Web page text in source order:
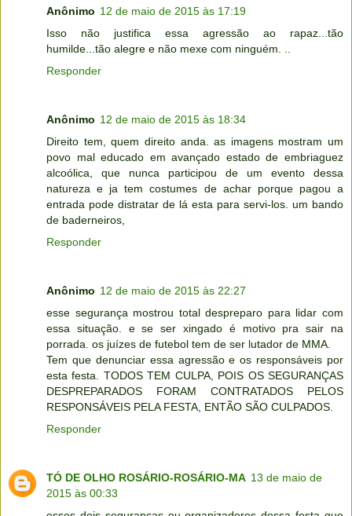
Anônimo 12 de maio de 2015 às 17:19
Isso não justifica essa agressão ao rapaz...tão
humilde...tão alegre e não mexe com ninguém. ..
Responder
Anônimo 12 de maio de 2015 às 18:34
Direito tem, quem direito anda. as imagens mostram um
povo mal educado em avançado estado de embriaguez
alcoólica, que nunca participou de um evento dessa
natureza e ja tem costumes de achar porque pagou a
entrada pode distratar de lá esta para servi-los. um bando
de baderneiros,
Responder
Anônimo 12 de maio de 2015 às 22:27
esse segurança mostrou total despreparo para lidar com
essa situação. e se ser xingado é motivo pra sair na
porrada. os juízes de futebol tem de ser lutador de MMA.
Tem que denunciar essa agressão e os responsáveis por
esta festa. TODOS TEM CULPA, POIS OS SEGURANÇAS
DESPREPARADOS FORAM CONTRATADOS PELOS
RESPONSÁVEIS PELA FESTA, ENTÃO SÃO CULPADOS.
Responder
TÓ DE OLHO ROSÁRIO-ROSÁRIO-MA 13 de maio de
2015 às 00:33